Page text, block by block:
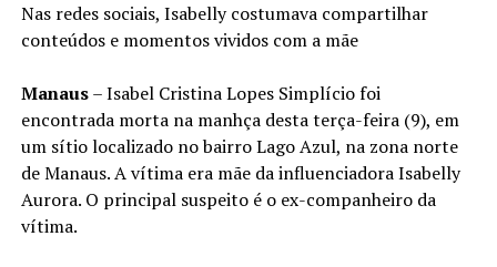
Nas redes sociais, Isabelly costumava compartilhar
conteúdos e momentos vividos com a mãe
Manaus– Isabel Cristina Lopes Simplício foi
encontrada morta na manhça desta terça-feira (9), em
um sítio localizado no bairro Lago Azul, na zona norte
de Manaus. A vítima era mãe da influenciadora Isabelly
Aurora. O principal suspeito é o ex-companheiro da
vítima.